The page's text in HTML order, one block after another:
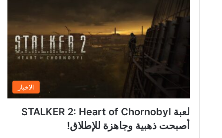
الاخبار
لعبة STALKER 2: Heart of Chornobyl
أصبحت ذهبية وجاهزة للإطلاق!